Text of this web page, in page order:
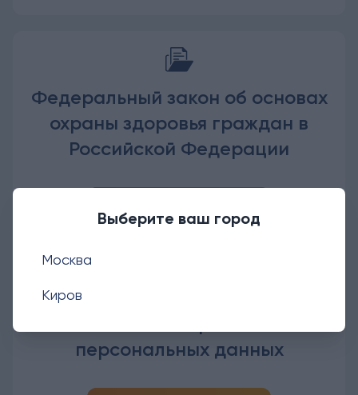
Федеральный закон об основах
охраны здоровья граждан в
Российской Федерации
персональных данных
Выберите ваш город
Москва
Киров